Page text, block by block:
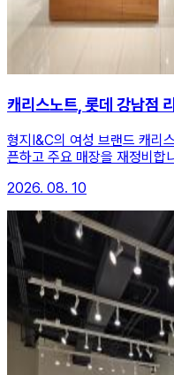
캐리스노트, 롯데 강남점
형지I&C의 여성 브랜드 캐리
픈하고 주요 매장을 재정비합
2026. 08. 10